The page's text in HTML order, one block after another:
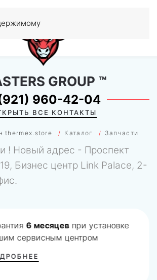
thermex.store Каталог Запчасти
GROUP ™
960-42-04
ВСЕ КОНТАКТЫ
! Новый адрес - Проспект
Бизнес центр Link Palace, 2-
6 месяцевпри установке
сервисным центром